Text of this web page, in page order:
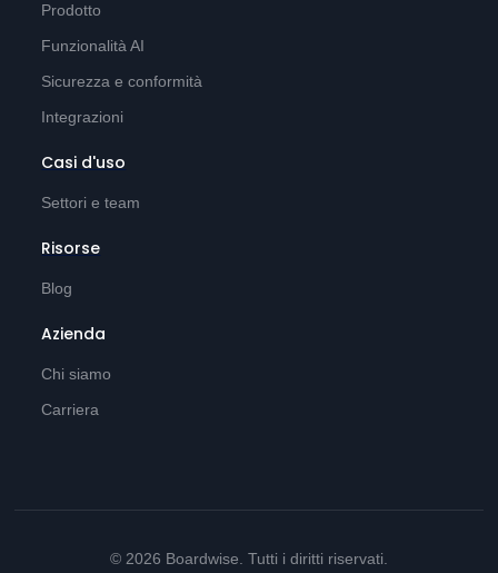
Prodotto
Funzionalità AI
Sicurezza e conformità
Integrazioni
Casi d'uso
Settori e team
Risorse
Blog
Azienda
Chi siamo
Carriera
© 2026 Boardwise. Tutti i diritti riservati.